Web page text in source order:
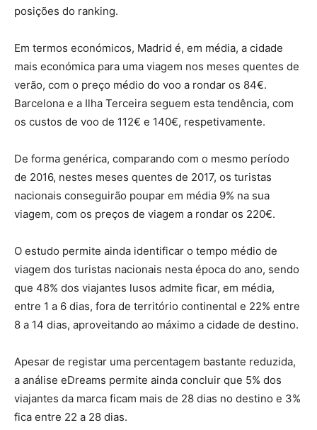
posições do ranking.
Em termos económicos, Madrid é, em média, a cidade
mais económica para uma viagem nos meses quentes de
verão, com o preço médio do voo a rondar os 84€.
Barcelona e a Ilha Terceira seguem esta tendência, com
os custos de voo de 112€ e 140€, respetivamente.
De forma genérica, comparando com o mesmo período
de 2016, nestes meses quentes de 2017, os turistas
nacionais conseguirão poupar em média 9% na sua
viagem, com os preços de viagem a rondar os 220€.
O estudo permite ainda identificar o tempo médio de
viagem dos turistas nacionais nesta época do ano, sendo
que 48% dos viajantes lusos admite ficar, em média,
entre 1 a 6 dias, fora de território continental e 22% entre
8 a 14 dias, aproveitando ao máximo a cidade de destino.
Apesar de registar uma percentagem bastante reduzida,
a análise eDreams permite ainda concluir que 5% dos
viajantes da marca ficam mais de 28 dias no destino e 3%
fica entre 22 a 28 dias.